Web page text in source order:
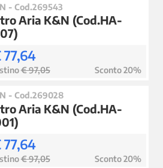
- Cod.269543
Aria K&N (Cod.HA-
77,64
€ 97,05 Sconto 20%
- Cod.269028
Aria K&N (Cod.HA-
77,64
€ 97,05 Sconto 20%